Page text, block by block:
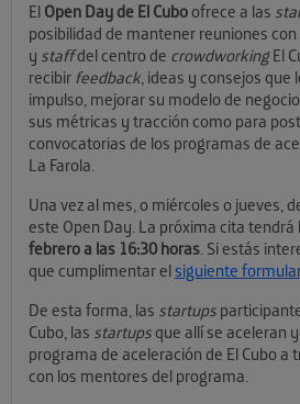
El Open Day de El Cuboofrece a las
posibilidad de mantener reuniones
y staffdel centro de crowdworkingEl
recibir feedback, ideas y consejos
impulso, mejorar su modelo de
sus métricas y tracción como para
convocatorias de los programas de
La Farola.
Una vez al mes, o miércoles o jueves,
este Open Day. La próxima cita tendrá
febrero a las 16:30 horas. Si estás
que cumplimentar elsiguiente
De esta forma, las startups
Cubo, las startupsque allí se aceleran
programa de aceleración de El Cubo a
con los mentores del programa.